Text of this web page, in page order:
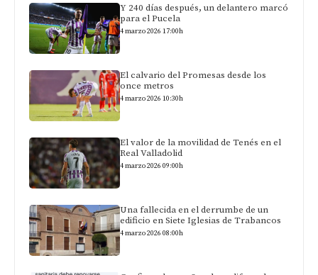
Y 240 días después, un delantero marcó
para el Pucela
4 marzo 2026 17:00h
El calvario del Promesas desde los
once metros
4 marzo 2026 10:30h
El valor de la movilidad de Tenés en el
Real Valladolid
4 marzo 2026 09:00h
Una fallecida en el derrumbe de un
edificio en Siete Iglesias de Trabancos
4 marzo 2026 08:00h